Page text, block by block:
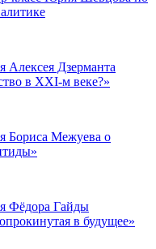
Алексея Дзерманта
в XXI-м веке?»
Бориса Межуева о
Фёдора Гайды
в будущее»